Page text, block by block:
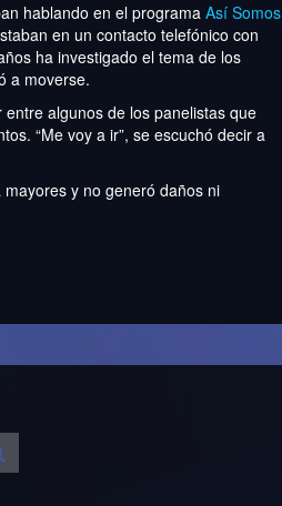
hablando en el programaAsí Somos
en un contacto telefónico con
ha investigado el tema de los
a moverse.
algunos de los panelistas que
“Me voy a ir”, se escuchó decir a
y no generó daños ni